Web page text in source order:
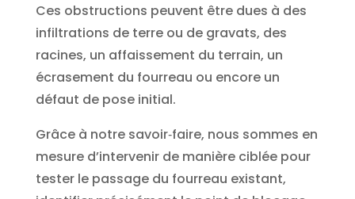
Ces obstructions peuvent être dues à des
infiltrations de terre ou de gravats, des
racines, un affaissement du terrain, un
écrasement du fourreau ou encore un
défaut de pose initial.
Grâce à notre savoir‑faire, nous sommes en
mesure d’intervenir de manière ciblée pour
tester le passage du fourreau existant,